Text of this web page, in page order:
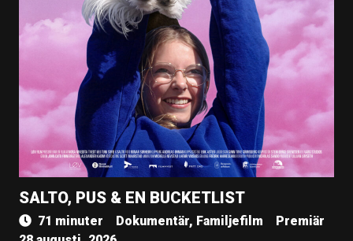
SALTO, PUS & EN BUCKETLIST
71 minuter Dokumentär, Familjefilm
Premiär